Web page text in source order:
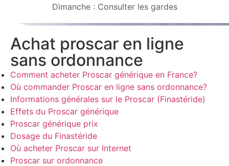
Dimanche : Consulter les gardes
Achat proscar en ligne
sans ordonnance
Comment acheter Proscar générique en France?
Où commander Proscar en ligne sans ordonnance?
Informations générales sur le Proscar (Finastéride)
Effets du Proscar générique
Proscar générique prix
Dosage du Finastéride
Où acheter Proscar sur Internet
Proscar sur ordonnance